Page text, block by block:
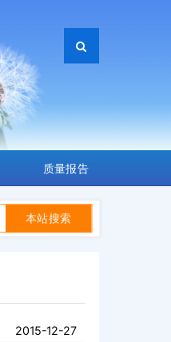
质量报告
本站搜索
2015-12-27